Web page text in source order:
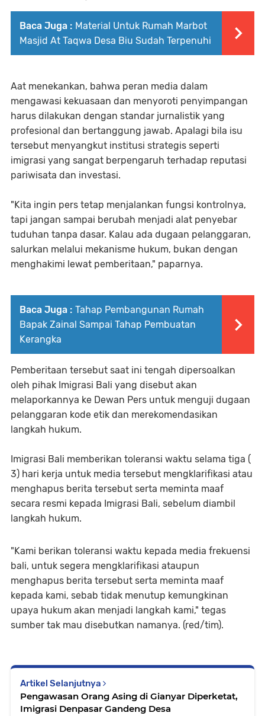
Baca Juga : Material Untuk Rumah Marbot
Masjid At Taqwa Desa Biu Sudah Terpenuhi
Aat menekankan, bahwa peran media dalam
mengawasi kekuasaan dan menyoroti penyimpangan
harus dilakukan dengan standar jurnalistik yang
profesional dan bertanggung jawab. Apalagi bila isu
tersebut menyangkut institusi strategis seperti
imigrasi yang sangat berpengaruh terhadap reputasi
pariwisata dan investasi.
"Kita ingin pers tetap menjalankan fungsi kontrolnya,
tapi jangan sampai berubah menjadi alat penyebar
tuduhan tanpa dasar. Kalau ada dugaan pelanggaran,
salurkan melalui mekanisme hukum, bukan dengan
menghakimi lewat pemberitaan," paparnya.
Baca Juga : Tahap Pembangunan Rumah
Bapak Zainal Sampai Tahap Pembuatan
Kerangka
Pemberitaan tersebut saat ini tengah dipersoalkan
oleh pihak Imigrasi Bali yang disebut akan
melaporkannya ke Dewan Pers untuk menguji dugaan
pelanggaran kode etik dan merekomendasikan
langkah hukum.
Imigrasi Bali memberikan toleransi waktu selama tiga (
3) hari kerja untuk media tersebut mengklarifikasi atau
menghapus berita tersebut serta meminta maaf
secara resmi kepada Imigrasi Bali, sebelum diambil
langkah hukum.
"Kami berikan toleransi waktu kepada media frekuensi
bali, untuk segera mengklarifikasi ataupun
menghapus berita tersebut serta meminta maaf
kepada kami, sebab tidak menutup kemungkinan
upaya hukum akan menjadi langkah kami," tegas
sumber tak mau disebutkan namanya. (red/tim).
Artikel Selanjutnya
Pengawasan Orang Asing di Gianyar Diperketat,
Imigrasi Denpasar Gandeng Desa